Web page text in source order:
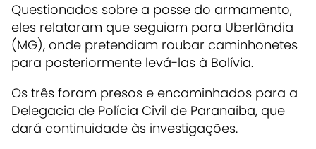
Questionados sobre a posse do armamento,
eles relataram que seguiam para Uberlândia
(MG), onde pretendiam roubar caminhonetes
para posteriormente levá-las à Bolívia.
Os três foram presos e encaminhados para a
Delegacia de Polícia Civil de Paranaíba, que
dará continuidade às investigações.